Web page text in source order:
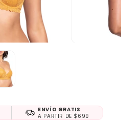
ENVÍO GRATIS
A PARTIR DE $699